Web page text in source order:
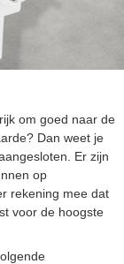
om goed naar de
Dan weet je
Er zijn
op
rekening mee dat
voor de hoogste